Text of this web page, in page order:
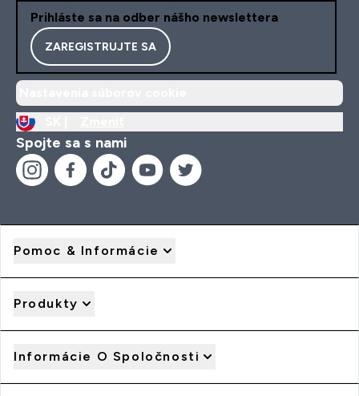
Prihláste sa na odber nášho newslettera
ZAREGISTRUJTE SA
Spojte sa s nami
Pomoc & Informácie
Produkty
Informácie O Spoločnosti